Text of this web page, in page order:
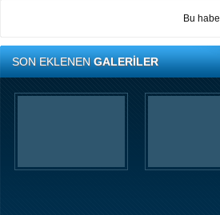
Bu
SON EKLENENGALERİLER